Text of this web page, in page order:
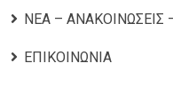
ΝΕΑ – ΑΝΑΚΟΙΝΩΣΕΙΣ
ΕΠΙΚΟΙΝΩΝΙΑ